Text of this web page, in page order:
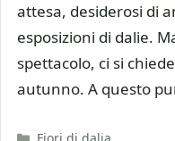
attesa, desiderosi di
esposizioni di dalie.
spettacolo, ci si
autunno. A questo
Categorie